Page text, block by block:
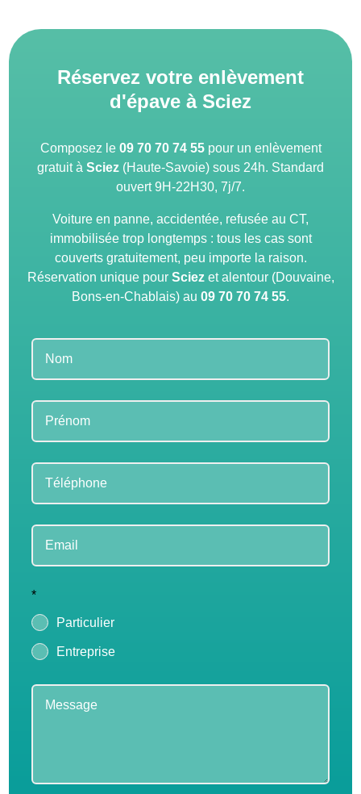
Réservez votre enlèvement
d'épave à Sciez
Composez le 09 70 70 74 55pour un enlèvement
gratuit à Sciez (Haute-Savoie) sous 24h. Standard
ouvert 9H-22H30, 7j/7.
Voiture en panne, accidentée, refusée au CT,
immobilisée trop longtemps : tous les cas sont
couverts gratuitement, peu importe la raison.
Réservation unique pour Sciezet alentour (Douvaine,
Bons-en-Chablais) au 09 70 70 74 55.
Leave
field
*
Particulier
Entreprise